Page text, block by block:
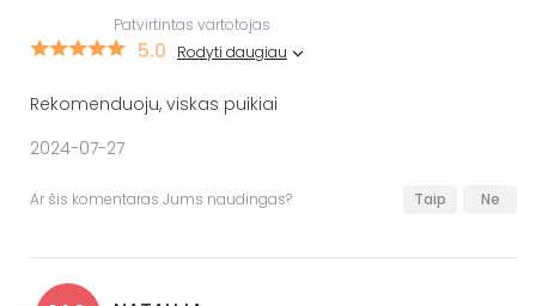
Patvirtintas vartotojas
5.0 Rodyti daugiau
Rekomenduoju, viskas puikiai
2024-07-27
Ar šis komentaras Jums naudingas? Taip Ne